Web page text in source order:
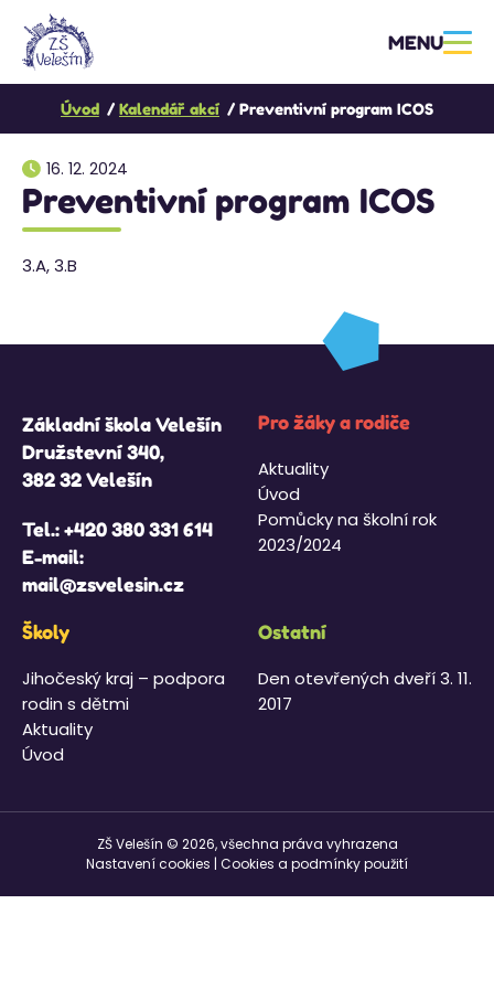
MENU
Úvod Kalendář akcí Preventivní program ICOS
16. 12. 2024
Preventivní program ICOS
3.A, 3.B
Základní škola Velešín
Družstevní 340,
382 32 Velešín
Tel.:+420 380 331 614
E-mail:
mail@zsvelesin.cz
Pro žáky a rodiče
Aktuality
Úvod
Pomůcky na školní rok
2023/2024
Školy
Jihočeský kraj – podpora
rodin s dětmi
Aktuality
Úvod
Ostatní
Den otevřených dveří 3. 11.
2017
ZŠ Velešín © 2026, všechna práva vyhrazena
Nastavení cookies Cookies a podmínky použití